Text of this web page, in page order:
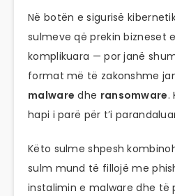
Në botën e sigurisë
sulmeve që prekin bizneset
komplikuara — por janë
format më të zakonshme
malware dhe ransomware.
hapi i parë për t’i
Këto sulme shpesh
sulm mund të fillojë me
instalimin e malware dhe të